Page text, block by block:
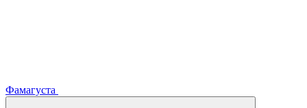
Фамагуста